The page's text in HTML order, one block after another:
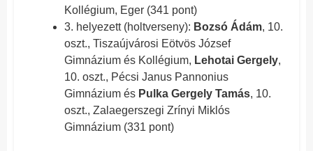
Kollégium, Eger (341 pont)
3. helyezett (holtverseny): Bozsó Ádám, 10.
oszt., Tiszaújvárosi Eötvös József
Gimnázium és Kollégium, Lehotai Gergely,
10. oszt., Pécsi Janus Pannonius
Gimnázium és Pulka Gergely Tamás, 10.
oszt., Zalaegerszegi Zrínyi Miklós
Gimnázium (331 pont)